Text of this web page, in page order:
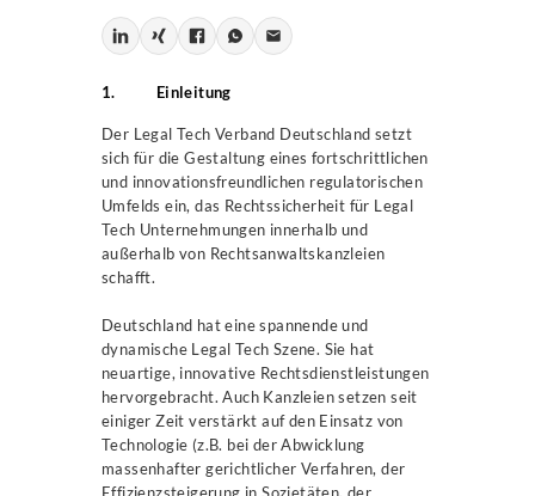
1. Einleitung
Der Legal Tech Verband Deutschland setzt
sich für die Gestaltung eines fortschrittlichen
und innovationsfreundlichen regulatorischen
Umfelds ein, das Rechtssicherheit für Legal
Tech Unternehmungen innerhalb und
außerhalb von Rechtsanwaltskanzleien
schafft.
Deutschland hat eine spannende und
dynamische Legal Tech Szene. Sie hat
neuartige, innovative Rechtsdienstleistungen
hervorgebracht. Auch Kanzleien setzen seit
einiger Zeit verstärkt auf den Einsatz von
Technologie (z.B. bei der Abwicklung
massenhafter gerichtlicher Verfahren, der
Effizienzsteigerung in Sozietäten, der